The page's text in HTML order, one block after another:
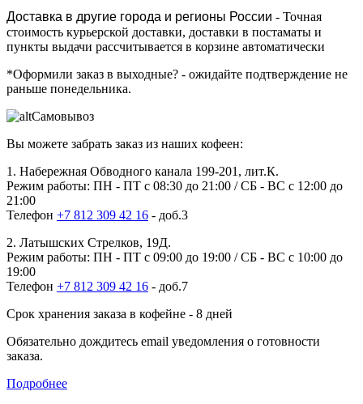
Доставка в другие города и регионы России - Точная
стоимость курьерской доставки, доставки в постаматы и
пункты выдачи рассчитывается в корзине автоматически
*Оформили заказ в выходные? - ожидайте подтверждение не
раньше понедельника.
Самовывоз
Вы можете забрать заказ из наших кофеен:
1. Набережная Обводного канала 199-201, лит.К.
Режим работы: ПН - ПТ с 08:30 до 21:00 / СБ - ВС с 12:00 до
21:00
Телефон +7 812 309 42 16 - доб.3
2. Латышских Стрелков, 19Д.
Режим работы: ПН - ПТ с 09:00 до 19:00 / СБ - ВС с 10:00 до
19:00
Телефон +7 812 309 42 16 - доб.7
Срок хранения заказа в кофейне - 8 дней
Обязательно дождитесь email уведомления о готовности
заказа.
Подробнее